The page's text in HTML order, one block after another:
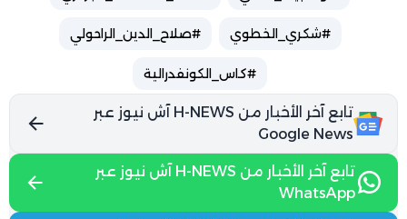
#شكري_الخطوي #صلاح_الدين_الراحولي
#كاس_الكونفدرالية
تابع آخر الأخبار من H-NEWS آش نيوز عبر
Google News
تابع آخر الأخبار من H-NEWS آش نيوز عبر
WhatsApp